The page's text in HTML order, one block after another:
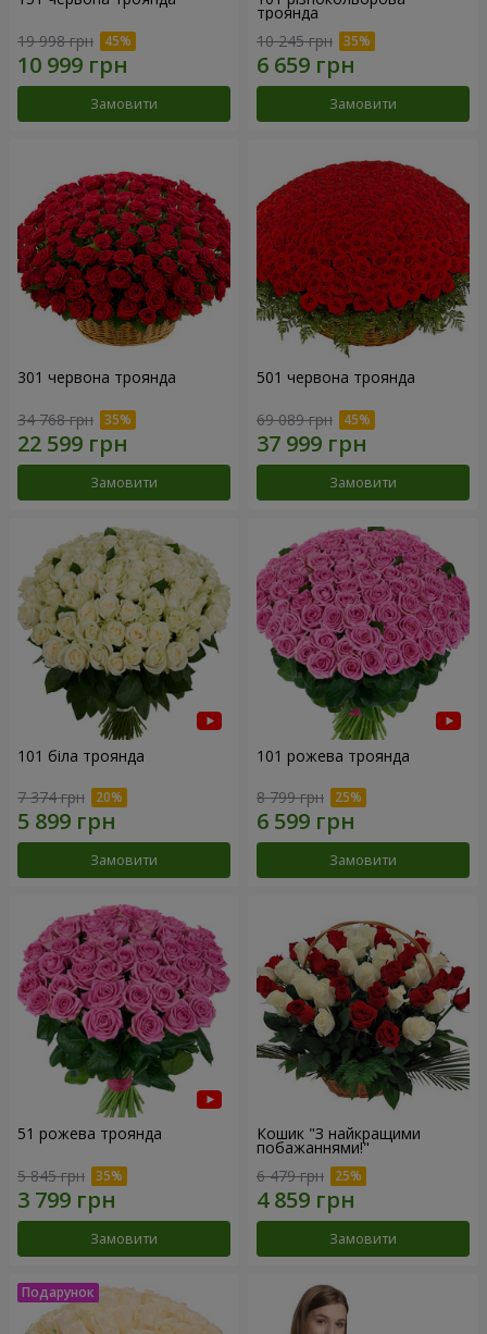
19 998 грн
Замовити
троянда
10 245 грн
Замовити
301 червона троянда
34 768 грн
Замовити
501 червона троянда
69 089 грн
Замовити
101 біла троянда
7 374 грн
Замовити
101 рожева троянда
8 799 грн
Замовити
51 рожева троянда
5 845 грн
Замовити
Кошик "З найкращими
побажаннями!"
6 479 грн
Замовити